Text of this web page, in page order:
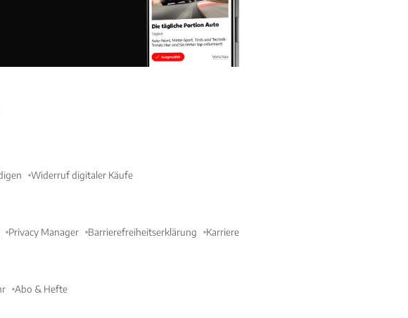
Widerruf digitaler Käufe
Privacy Manager Barrierefreiheitserklärung Karriere
Abo & Hefte